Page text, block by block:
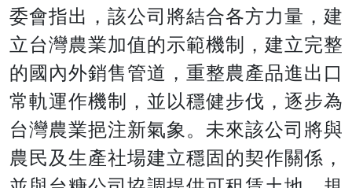
委會指出，該公司將結合各方力量，建
立台灣農業加值的示範機制，建立完整
的國內外銷售管道，重整農產品進出口
常軌運作機制，並以穩健步伐，逐步為
台灣農業挹注新氣象。未來該公司將與
農民及生產社場建立穩固的契作關係，